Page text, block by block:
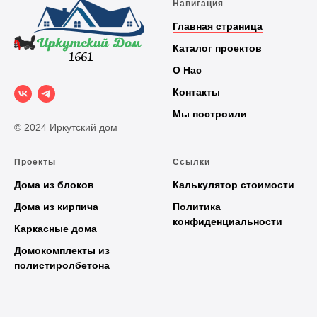
© 2024 Иркутский дом
Навигация
Главная страница
Каталог проектов
О Нас
Контакты
Мы построили
Проекты
Дома из блоков
Дома из кирпича
Каркасные дома
Домокомплекты из
полистиролбетона
Ссылки
Калькулятор стоимости
Политика
конфиденциальности